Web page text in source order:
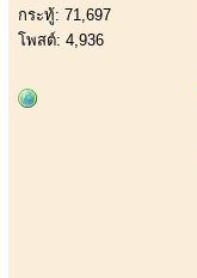
กระทู้: 71,697
โพสต์: 4,936